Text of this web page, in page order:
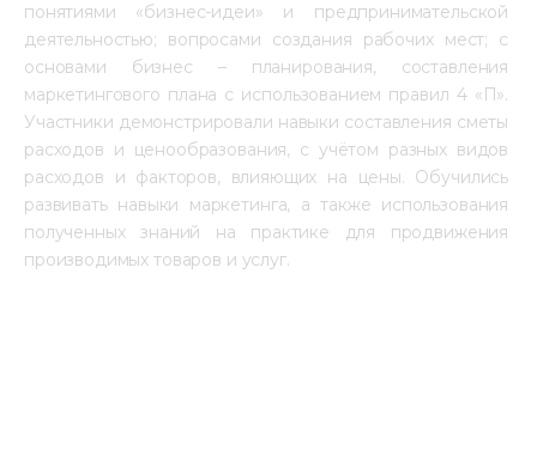
понятиями «бизнес-идеи» и предпринимательской
деятельностью; вопросами создания рабочих мест; с
основами бизнес – планирования, составления
маркетингового плана с использованием правил 4 «П».
Участники демонстрировали навыки составления сметы
расходов и ценообразования, с учётом разных видов
расходов и факторов, влияющих на цены. Обучились
развивать навыки маркетинга, а также использования
полученных знаний на практике для продвижения
производимых товаров и услуг.